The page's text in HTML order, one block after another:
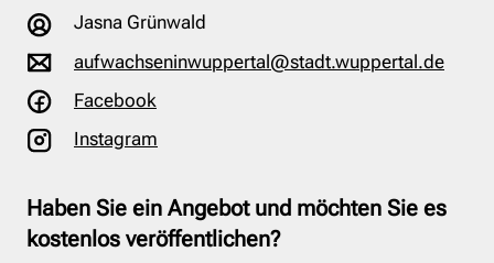
Jasna Grünwald
aufwachseninwuppertal@stadt.wuppertal.de
Facebook
Instagram
Haben Sie ein Angebot und möchten Sie es
kostenlos veröffentlichen?